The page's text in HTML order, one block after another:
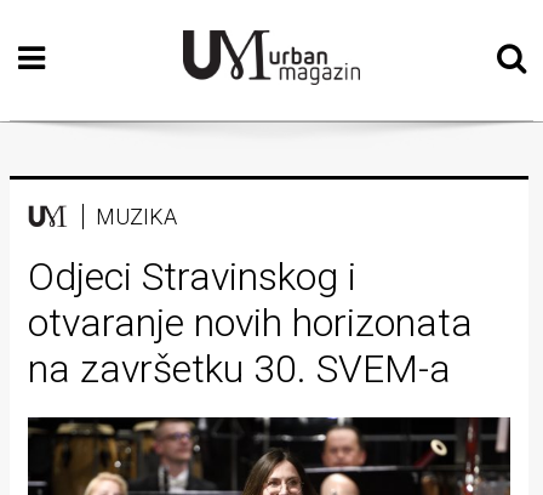
Početna
Vizualne
Teatar
Književnost
Muzika
Film
Intervju
Kolumne
MUZIKA
Odjeci Stravinskog i
otvaranje novih horizonata
na završetku 30. SVEM-a